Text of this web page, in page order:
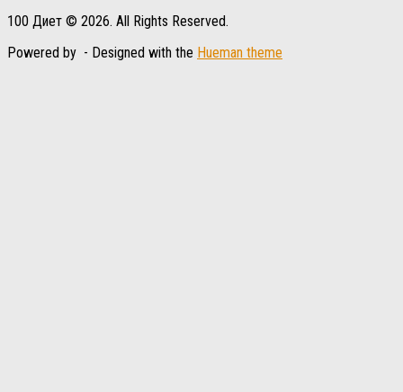
100 Диет © 2026. All Rights Reserved.
Powered by - Designed with the Hueman theme